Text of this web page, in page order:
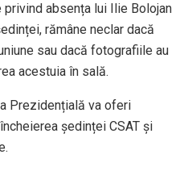
absența lui Ilie Bolojan
rămâne neclar dacă
sau dacă fotografiile au
acestuia în sală.
Prezidențială va oferi
ședinței CSAT și